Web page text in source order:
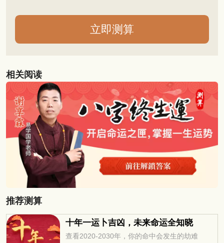
相关阅读
推荐测算
十年一运卜吉凶，未来命运全知晓
查看2020-2030年，你的命中会发生的劫难